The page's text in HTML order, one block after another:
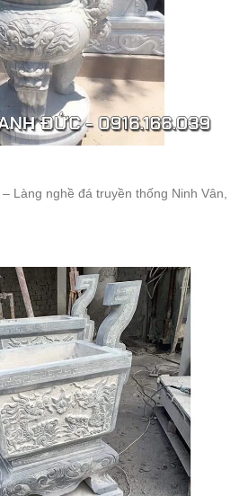
Làng nghề đá truyền thống Ninh Vân,